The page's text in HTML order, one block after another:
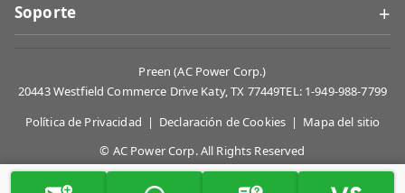
Soporte +
Preen (AC Power Corp.)
20443 Westfield Commerce Drive Katy, TX 77449TEL: 1-949-988-7799
Política de Privacidad | Declaración de Cookies | Mapa del sitio
© AC Power Corp. All Rights Reserved